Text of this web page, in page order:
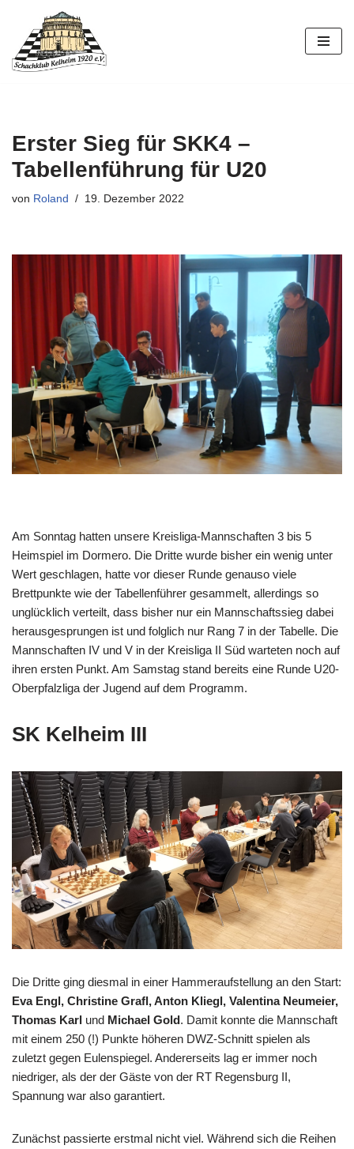
Zum
Inhalt
Erster Sieg für SKK4 –
Tabellenführung für U20
von Roland 19. Dezember 2022
Am Sonntag hatten unsere Kreisliga-Mannschaften 3 bis 5
Heimspiel im Dormero. Die Dritte wurde bisher ein wenig unter
Wert geschlagen, hatte vor dieser Runde genauso viele
Brettpunkte wie der Tabellenführer gesammelt, allerdings so
unglücklich verteilt, dass bisher nur ein Mannschaftssieg dabei
herausgesprungen ist und folglich nur Rang 7 in der Tabelle. Die
Mannschaften IV und V in der Kreisliga II Süd warteten noch auf
ihren ersten Punkt. Am Samstag stand bereits eine Runde U20-
Oberpfalzliga der Jugend auf dem Programm.
SK Kelheim III
Die Dritte ging diesmal in einer Hammeraufstellung an den Start:
Eva Engl, Christine Grafl, Anton Kliegl, Valentina Neumeier,
Thomas Karl und Michael Gold. Damit konnte die Mannschaft
mit einem 250 (!) Punkte höheren DWZ-Schnitt spielen als
zuletzt gegen Eulenspiegel. Andererseits lag er immer noch
niedriger, als der der Gäste von der RT Regensburg II,
Spannung war also garantiert.
Zunächst passierte erstmal nicht viel. Während sich die Reihen